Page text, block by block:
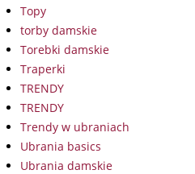
Topy
torby damskie
Torebki damskie
Traperki
TRENDY
TRENDY
Trendy w ubraniach
Ubrania basics
Ubrania damskie